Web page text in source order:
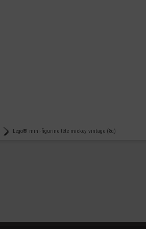
Lego® mini-figurine tête mickey vintage (8q)